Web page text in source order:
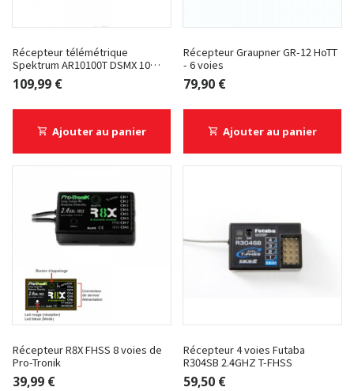
Récepteur télémétrique
Spektrum AR10100T DSMX 10
Voies
109,99 €
Ajouter au panier
Récepteur Graupner GR-12 HoTT
- 6 voies
79,90 €
Ajouter au panier
Récepteur R8X FHSS 8 voies de
Pro-Tronik
39,99 €
Récepteur 4 voies Futaba
R304SB 2.4GHZ T-FHSS
59,50 €